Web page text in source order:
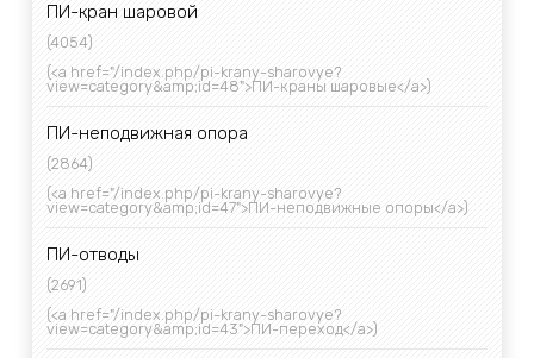
ПИ-кран шаровой
(4054)
(<a href="/index.php/pi-krany-sharovye?
view=category&amp;id=48">ПИ-краны шаровые</a>)
ПИ-неподвижная опора
(2864)
(<a href="/index.php/pi-krany-sharovye?
view=category&amp;id=47">ПИ-неподвижные опоры</a>)
ПИ-отводы
(2691)
(<a href="/index.php/pi-krany-sharovye?
view=category&amp;id=43">ПИ-переход</a>)